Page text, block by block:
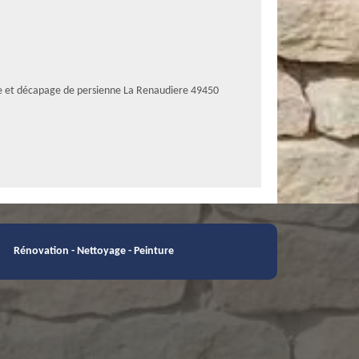
et décapage de persienne La Renaudiere 49450
Rénovation - Nettoyage - Peinture